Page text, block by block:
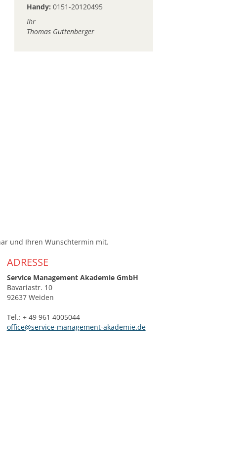
Handy: 0151-20120495
Ihr
Thomas Guttenberger
und Ihren Wunschtermin mit.
ADRESSE
Service Management Akademie GmbH
Bavariastr. 10
92637 Weiden
Tel.: + 49 961 4005044
office@service-management-akademie.de